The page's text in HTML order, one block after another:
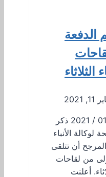
الدفعة
2021
تاريخ النشر: 11 / 01 / 2021 ذكر
لوكالة الأنباء
أن تتلقى
من لقاحات
أعلنت